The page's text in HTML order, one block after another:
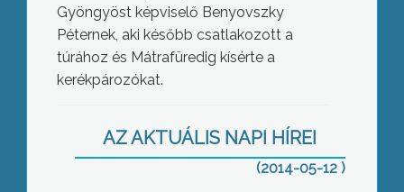
Gyöngyöst képviselő Benyovszky
Péternek, aki később csatlakozott a
túrához és Mátrafüredig kísérte a
kerékpározókat.
AZ AKTUÁLIS NAPI HÍREI
(2014-05-12 )
Szobor Páter Kiss Szaléz tiszteletére